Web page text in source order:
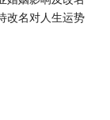
改名对人生运势